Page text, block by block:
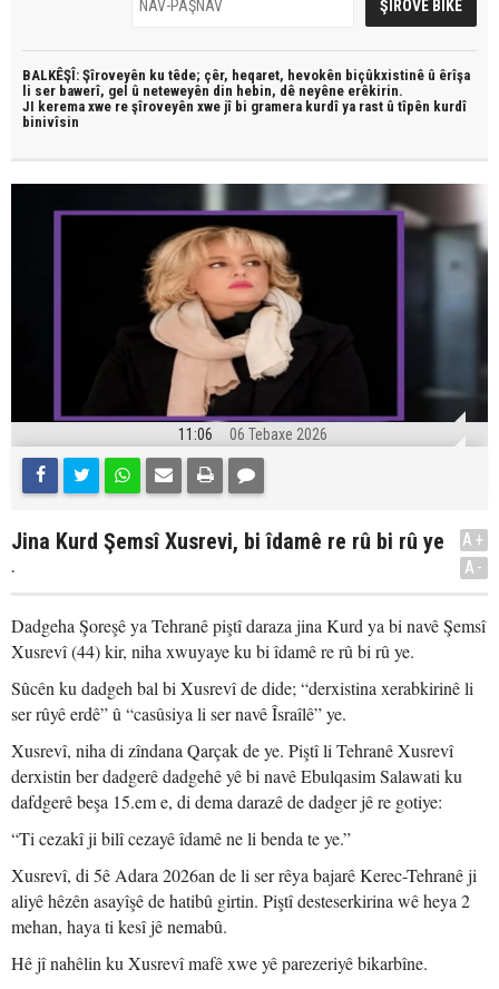
BALKÊŞÎ: Şîroveyên ku têde; çêr, heqaret, hevokên biçûkxistinê û êrîşa
li ser bawerî, gel û neteweyên din hebin, dê neyêne erêkirin.
JI kerema xwe re şîroveyên xwe jî bi gramera kurdî ya rast û tîpên kurdî
binivîsin
11:06 06 Tebaxe 2026
Jina Kurd Şemsî Xusrevi, bi îdamê re rû bi rû ye
.
A+
A-
Dadgeha Şoreşê ya Tehranê piştî daraza jina Kurd ya bi navê Şemsî
Xusrevî (44) kir, niha xwuyaye ku bi îdamê re rû bi rû ye.
Sûcên ku dadgeh bal bi Xusrevî de dide; “derxistina xerabkirinê li
ser rûyê erdê” û “casûsiya li ser navê Îsraîlê” ye.
Xusrevî, niha di zîndana Qarçak de ye. Piştî li Tehranê Xusrevî
derxistin ber dadgerê dadgehê yê bi navê Ebulqasim Salawati ku
dafdgerê beşa 15.em e, di dema darazê de dadger jê re gotiye:
“Ti cezakî ji bilî cezayê îdamê ne li benda te ye.”
Xusrevî, di 5ê Adara 2026an de li ser rêya bajarê Kerec-Tehranê ji
aliyê hêzên asayîşê de hatibû girtin. Piştî desteserkirina wê heya 2
mehan, haya ti kesî jê nemabû.
Hê jî nahêlin ku Xusrevî mafê xwe yê parezeriyê bikarbîne.